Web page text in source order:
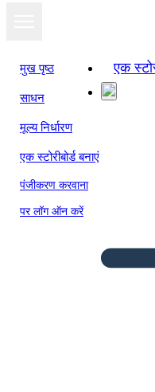
मुख पृष्ठ
साधन
मूल्य निर्धारण
एक स्टोरीबोर्ड बनाएं
पंजीकरण करवाना
पर लॉग ऑन करें
एक
स्लाइड शो के रूप में
देखें